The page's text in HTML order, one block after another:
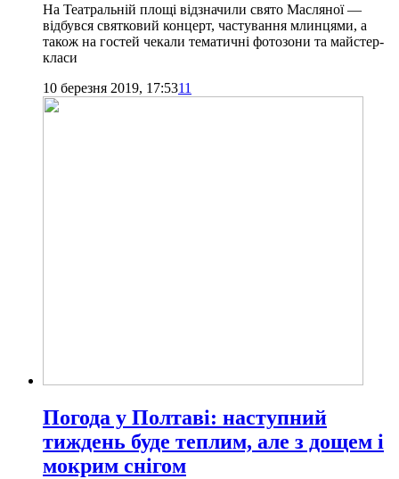
На Театральній площі відзначили свято Масляної —
відбувся святковий концерт, частування млинцями, а
також на гостей чекали тематичні фотозони та майстер-
класи
10 березня 2019, 17:5311
Погода у Полтаві: наступний
тиждень буде теплим, але з дощем і
мокрим снігом